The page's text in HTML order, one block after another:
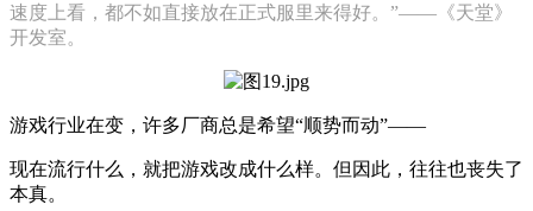
速度上看，都不如直接放在正式服里来得好。”——《天堂》
开发室。
游戏行业在变，许多厂商总是希望“顺势而动”——
现在流行什么，就把游戏改成什么样。但因此，往往也丧失了
本真。